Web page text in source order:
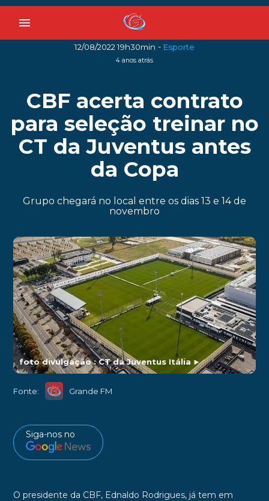
menu
12/08/2022 19h30min - Esporte
4 anos atrás
CBF acerta contrato
para seleção treinar no
CT da Juventus antes
da Copa
Grupo chegará no local entre os dias 13 e 14 de
novembro
foto divulgação : CT da Juventus Itália ►
Fonte: Grande FM
Siga-nos no
O presidente da CBF, Ednaldo Rodrigues, já tem em